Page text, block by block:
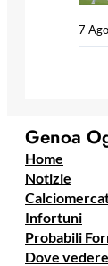
7
Genoa
Home
Notizie
Infortuni
Probabili
Dove